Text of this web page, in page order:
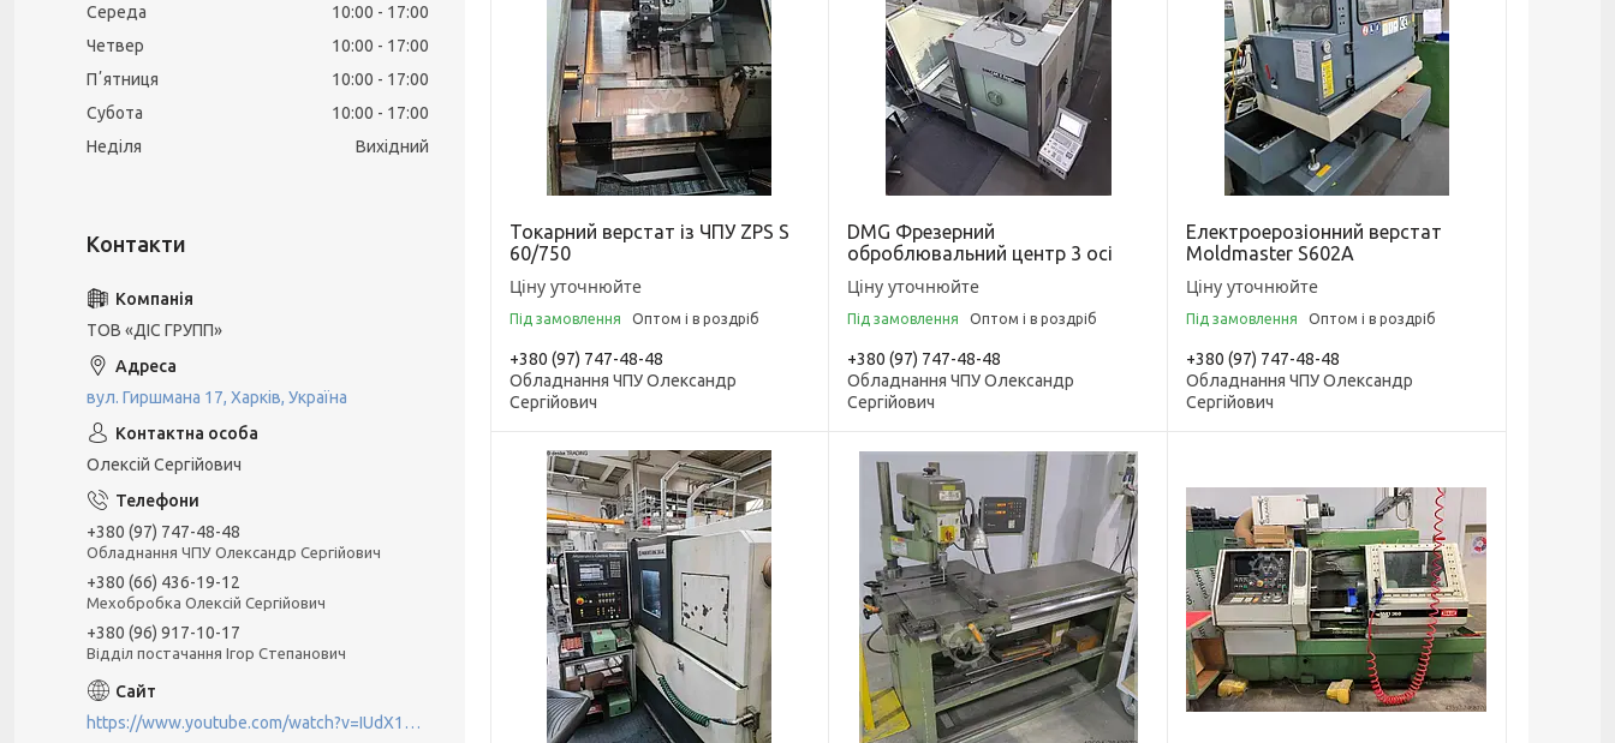
Токарний верстат із ЧПУ ZPS S
60/750
Ціну уточнюйте
Під замовлення Оптом і в роздріб
+380 (97) 747-48-48
Обладнання ЧПУ Олександр
Сергійович
DMG Фрезерний
оброблювальний центр 3 осі
Ціну уточнюйте
Під замовлення Оптом і в роздріб
+380 (97) 747-48-48
Обладнання ЧПУ Олександр
Сергійович
Електроерозіонний верстат
Moldmaster S602A
Ціну уточнюйте
Під замовлення Оптом і в роздріб
+380 (97) 747-48-48
Обладнання ЧПУ Олександр
Сергійович
Середа
10:00
17:00
Четвер
10:00
17:00
Пʼятниця
10:00
17:00
Субота
10:00
17:00
Неділя
Вихідний
ТОВ «ДІС ГРУПП»
вул. Гиршмана 17, Харків, Україна
Олексій Сергійович
+380 (97) 747-48-48
Обладнання ЧПУ Олександр Сергійович
+380 (66) 436-19-12
Мехобробка Олексій Сергійович
+380 (96) 917-10-17
Відділ постачання Ігор Степанович
https://www.youtube.com/watch?v=IUdX11ngS5M